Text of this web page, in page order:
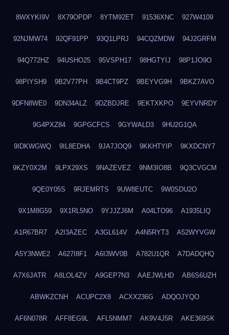
8WXYKI9V 8X79OPDP 8YTM92ET 91536XNC 927W4109
92NJMW74 92QF91PP 93Q1LPRJ 94CQZMDW 94J2GRFM
94Q772HZ 94USHO25 95VSPH17 98HGTYIJ 98P1JO9O
98PIYSH9 9B2V77PH 9B4CT9PZ 9BEYVG9H 9BKZ7AVO
9DFN8WE0 9DN34ALZ 9DZBDJRE 9EKTXKPO 9EYVNRDY
9G4PXZ84 9GPGCFCS 9GYWALD3 9HU2G1QA
9IDKWGWQ 9IL8EDHA 9JA7JOQ9 9KKHTYIP 9KXDCNY7
9KZY0X2M 9LPX29XS 9NAZEVEZ 9NM3IO8B 9Q3CVGCM
9QE0Y05S 9RJEMRTS 9UW8EUTC 9W0SDU2O
9X1M8G59 9X1RL5NO 9YJJZJ6M A04LTO96 A1935LIQ
A1R67BR7 A2I3AZEC A3GL614V A4N5RYT3 A52WYVGW
A5Y3NWE2 A627I8F1 A6I3WV0B A782U1QR A7DADQHQ
A7X6JATR A8LOL4ZV A9GEP7N3 AAEJWLHD AB6S6UZH
ABWKZCNH ACUPC2X8 ACXX236G ADQOJYQO
AF6N078R AFF8EG9L AFL5NMM7 AK9V4J5R AKE369SK